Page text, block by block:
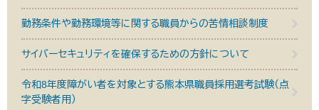
勤務条件や勤務環境等に関する職員からの苦情相談制度
サイバーセキュリティを確保するための方針について
令和8年度障がい者を対象とする熊本県職員採用選考試験（点
字受験者用）